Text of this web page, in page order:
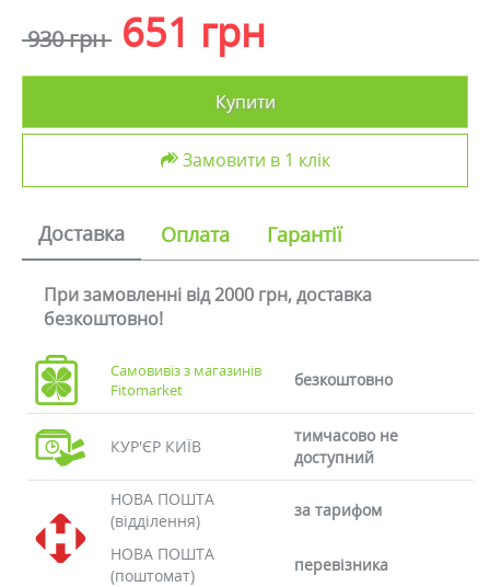
930 грн 651 грн
Купити
Замовити в 1 клік
Доставка Оплата Гарантії
При замовленні від 2000 грн, доставка
безкоштовно!
Самовивіз з магазинів
Fitomarket
безкоштовно
КУР'ЄР КИЇВ
тимчасово не
доступний
НОВА ПОШТА
(відділення)
за тарифом
НОВА ПОШТА
(поштомат)
перевізника